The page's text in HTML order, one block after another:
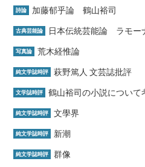
詩論 加藤郁乎論 鶴山裕司
古典芸能論 日本伝統芸能論 ラモー
写真論 荒木経惟論
純文学誌時評 萩野篤人 文芸誌批評
文学誌時評 鶴山裕司の小説について
純文学誌時評 文學界
純文学誌時評 新潮
純文学誌時評 群像